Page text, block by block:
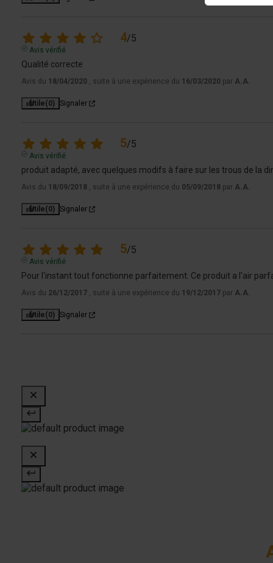
4/5
Avis vérifié
Qualité correcte
Avis du 18/04/2020 , suite à une expérience du 16/03/2020 par A.A.
Utile(0) Signaler
5/5
Avis vérifié
produit adapté, avec quelques modifs à faire sur les trous de la
Avis du 18/09/2018 , suite à une expérience du 05/09/2018 par A.A.
Utile(0) Signaler
5/5
Avis vérifié
Pour l'instant tout fonctionne parfaitement. Ce produit a l'air
Avis du 26/12/2017 , suite à une expérience du 19/12/2017 par A.A.
Utile(0) Signaler